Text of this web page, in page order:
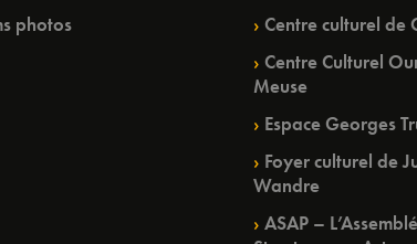
photos
Centre culturel de
Centre Culturel
Meuse
Espace Georges
Foyer culturel de
Wandre
ASAP –